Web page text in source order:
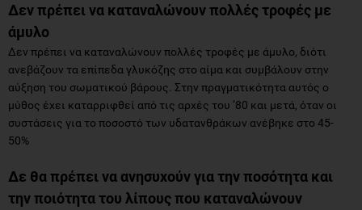
Δεν πρέπει να καταναλώνουν πολλές τροφές με
άμυλο
Δεν πρέπει να καταναλώνουν πολλές τροφές με άμυλο, διότι
ανεβάζουν τα επίπεδα γλυκόζης στο αίμα και συμβάλουν στην
αύξηση του σωματικού βάρους. Στην πραγματικότητα αυτός ο
μύθος έχει καταρριφθεί από τις αρχές του ‘80 και μετά, όταν οι
συστάσεις για το ποσοστό των υδατανθράκων ανέβηκε στο 45-
50%
Δε θα πρέπει να ανησυχούν για την ποσότητα και
την ποιότητα του λίπους που καταναλώνουν